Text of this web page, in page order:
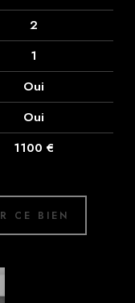
2
1
Oui
Oui
1100 €
CE BIEN